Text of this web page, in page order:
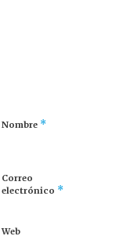
Nombre *
Correo
electrónico *
Web